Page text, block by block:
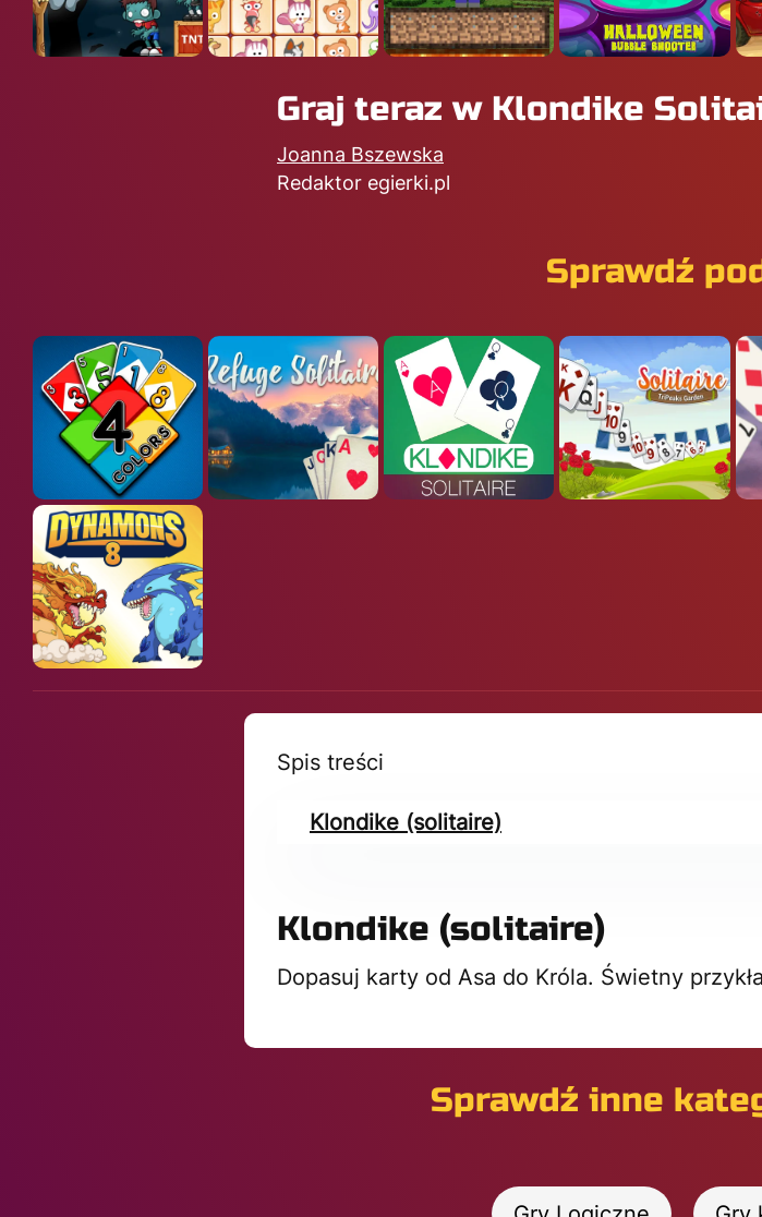
Graj teraz w Klondike
Joanna Bszewska
Redaktor egierki.pl
Sprawdź
Spis treści
Klondike (solitaire)
Klondike (solitaire)
Dopasuj karty od Asa do Króla. Świetny
Sprawdź inne